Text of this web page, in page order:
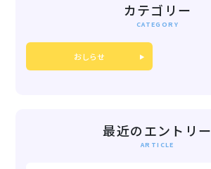
カテゴリー
おしらせ
最近のエントリー